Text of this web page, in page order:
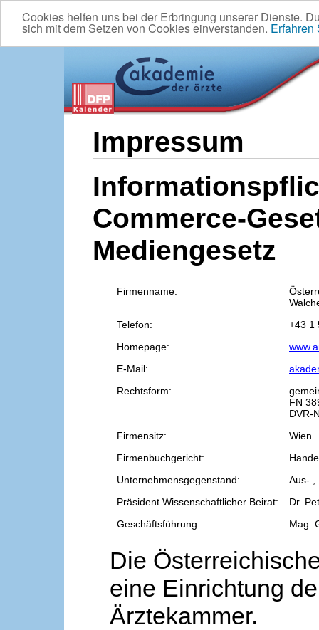
Cookies helfen uns bei der Erbringung unserer Dienste.
sich mit dem Setzen von Cookies einverstanden. Erfahren
Impressum
Commerce-
Mediengesetz
Firmenname:
Telefon:
+43 1
Homepage:
E-Mail:
Rechtsform:
FN
DVR-
Firmensitz:
Wien
Firmenbuchgericht:
Unternehmensgegenstand:
Aus- ,
Präsident Wissenschaftlicher Beirat:
Dr.
Geschäftsführung:
Mag.
Die
eine Einrichtung
Ärztekammer.